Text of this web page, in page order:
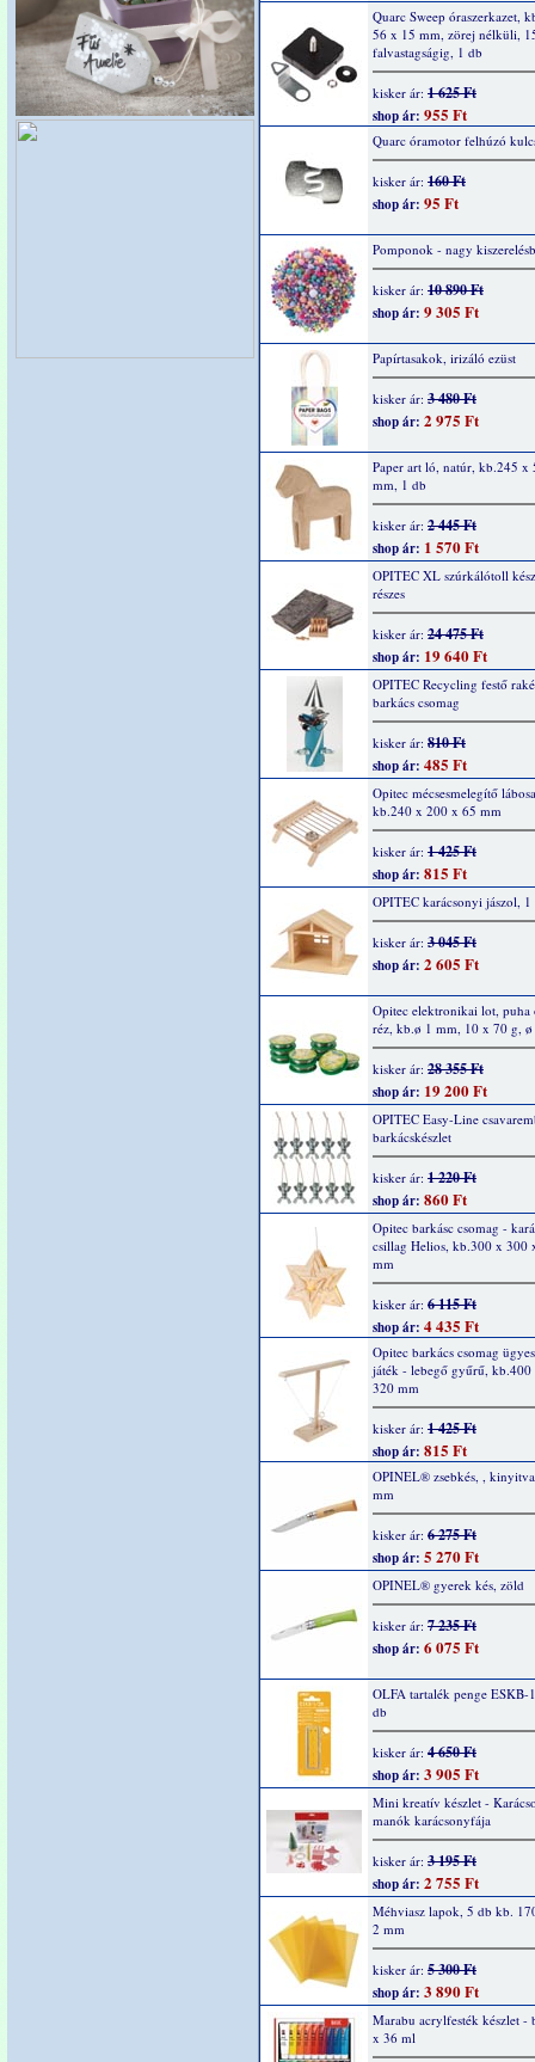
Quarc Sweep óraszerkazet,
56 x 15 mm, zörej nélküli,
falvastagságig, 1 db
kisker ár: 1 625 Ft
shop ár: 955 Ft
Quarc óramotor felhúzó
kisker ár: 160 Ft
shop ár: 95 Ft
Pomponok - nagy
kisker ár: 10 890 Ft
shop ár: 9 305 Ft
Papírtasakok, irizáló ezüst
kisker ár: 3 480 Ft
shop ár: 2 975 Ft
Paper art ló, natúr, kb.245 x
mm, 1 db
kisker ár: 2 445 Ft
shop ár: 1 570 Ft
OPITEC XL szúrkálótoll
részes
kisker ár: 24 475 Ft
shop ár: 19 640 Ft
OPITEC Recycling festő
barkács csomag
kisker ár: 810 Ft
shop ár: 485 Ft
Opitec mécsesmelegítő
kb.240 x 200 x 65 mm
kisker ár: 1 425 Ft
shop ár: 815 Ft
OPITEC karácsonyi jászol, 1
kisker ár: 3 045 Ft
shop ár: 2 605 Ft
Opitec elektronikai lot, puha
réz, kb.ø 1 mm, 10 x 70 g,
kisker ár: 28 355 Ft
shop ár: 19 200 Ft
OPITEC Easy-Line
barkácskészlet
kisker ár: 1 220 Ft
shop ár: 860 Ft
Opitec barkásc csomag -
csillag Helios, kb.300 x 300
mm
kisker ár: 6 115 Ft
shop ár: 4 435 Ft
Opitec barkács csomag
játék - lebegő gyűrű,
320 mm
kisker ár: 1 425 Ft
shop ár: 815 Ft
OPINEL® zsebkés, ,
mm
kisker ár: 6 275 Ft
shop ár: 5 270 Ft
OPINEL® gyerek kés, zöld
kisker ár: 7 235 Ft
shop ár: 6 075 Ft
OLFA tartalék penge ESKB-
db
kisker ár: 4 650 Ft
shop ár: 3 905 Ft
Mini kreatív készlet -
manók karácsonyfája
kisker ár: 3 195 Ft
shop ár: 2 755 Ft
Méhviasz lapok, 5 db kb.
2 mm
kisker ár: 5 300 Ft
shop ár: 3 890 Ft
Marabu acrylfesték készlet -
x 36 ml